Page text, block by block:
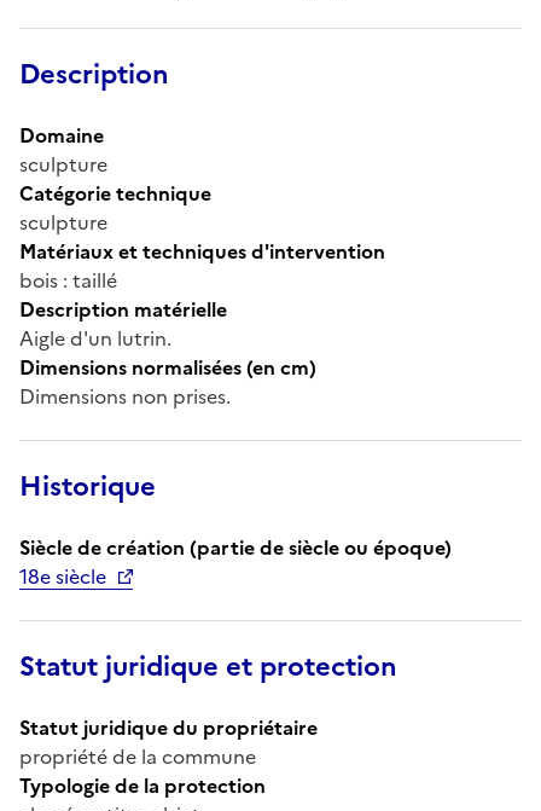
Description
Domaine
sculpture
Catégorie technique
sculpture
Matériaux et techniques d'intervention
bois : taillé
Description matérielle
Aigle d'un lutrin.
Dimensions normalisées (en cm)
Dimensions non prises.
Historique
Siècle de création (partie de siècle ou époque)
18e siècle
Statut juridique et protection
Statut juridique du propriétaire
propriété de la commune
Typologie de la protection